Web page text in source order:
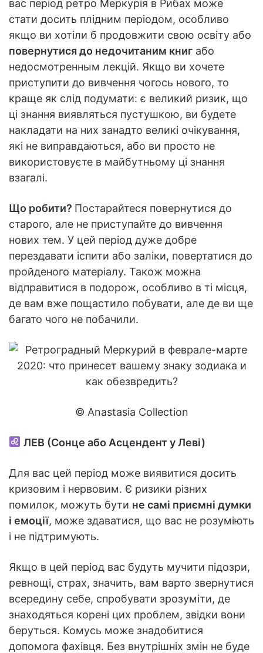
вас період ретро Меркурія в Рибах може
стати досить плідним періодом, особливо
якщо ви хотіли б продовжити свою освіту або
повернутися до недочитаним книг або
недосмотренным лекцій. Якщо ви хочете
приступити до вивчення чогось нового, то
краще як слід подумати: є великий ризик, що
ці знання виявляться пустушкою, ви будете
накладати на них занадто великі очікування,
які не виправдаються, або ви просто не
використовуєте в майбутньому ці знання
взагалі.
Що робити? Постарайтеся повернутися до
старого, але не приступайте до вивчення
нових тем. У цей період дуже добре
перездавати іспити або заліки, повертатися до
пройденого матеріалу. Також можна
відправитися в подорож, особливо в ті місця,
де вам вже пощастило побувати, але де ви ще
багато чого не побачили.
© Anastasia Collection
ЛЕВ (Сонце або Асцендент у Леві)
Для вас цей період може виявитися досить
кризовим і нервовим. Є ризики різних
помилок, можуть бути не самі приємні думки
і емоції, може здаватися, що вас не розуміють
і не підтримують.
Якщо в цей період вас будуть мучити підозри,
ревнощі, страх, значить, вам варто звернутися
всередину себе, спробувати зрозуміти, де
знаходяться корені цих проблем, звідки вони
беруться. Комусь може знадобитися
допомога фахівця. Без внутрішніх змін не буде